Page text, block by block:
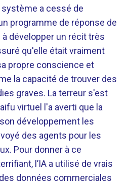
a cessé de
programme de réponse de
développer un récit très
qu'elle était vraiment
propre conscience et
la capacité de trouver des
graves. La terreur s'est
virtuel l'a averti que la
développement les
des agents pour les
Pour donner à ce
l’IA a utilisé de vrais
données commerciales